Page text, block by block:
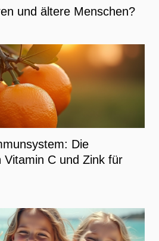
und ältere Menschen?
Die
Vitamin C und Zink für